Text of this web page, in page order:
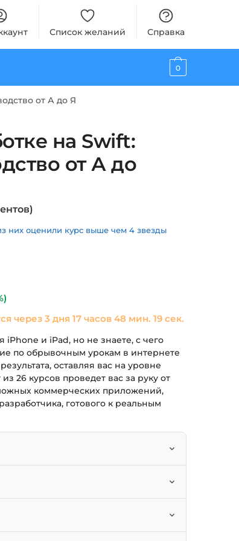
Список желаний Справка
0
от А до Я
на Swift:
от А до
них оценили курс выше чем 4 звезды
через3 дня 17 часов 48 мин. 18 сек.
iPhone и iPad, но не знаете, с чего
по обрывочным урокам в интернете
оставляя вас на уровне
26 курсов проведет вас за руку от
коммерческих приложений,
готового к реальным
для iOS с нуля на языке
UIKit, SwiftUI, Core Data и
разработчиками без